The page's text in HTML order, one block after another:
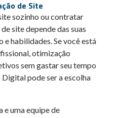
de Site
sozinho ou contratar
site depende das suas
e habilidades. Se você está
otimização
sem gastar seu tempo
pode ser a escolha
e uma equipe de